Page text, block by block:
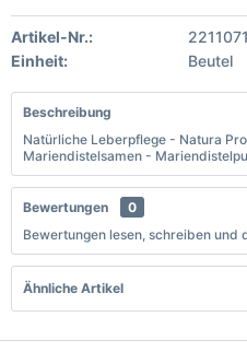
Artikel-Nr.:
Einheit:
Beutel
Beschreibung
Natürliche Leberpflege - Natura
Mariendistelsamen -
Bewertungen
0
Bewertungen lesen, schreiben und
Ähnliche Artikel